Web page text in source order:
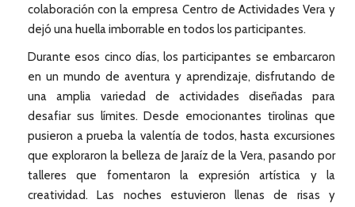
colaboración con la empresa Centro de Actividades Vera y
dejó una huella imborrable en todos los participantes.
Durante esos cinco días, los participantes se embarcaron
en un mundo de aventura y aprendizaje, disfrutando de
una amplia variedad de actividades diseñadas para
desafiar sus límites. Desde emocionantes tirolinas que
pusieron a prueba la valentía de todos, hasta excursiones
que exploraron la belleza de Jaraíz de la Vera, pasando por
talleres que fomentaron la expresión artística y la
creatividad. Las noches estuvieron llenas de risas y